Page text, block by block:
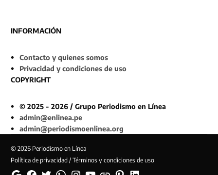
INFORMACIÓN
Contacto y quienes somos
Privacidad y condiciones de uso
COPYRIGHT
© 2025 - 2026 / Grupo Periodismo en Línea
admin@enlinea.pe
admin@periodismoenlinea.org
© 2026 Periodismo en Línea
Política de privacidad / Términos y condiciones de uso